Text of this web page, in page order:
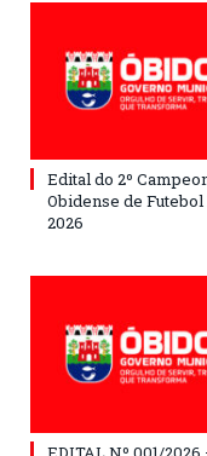
Edital do 2º
Obidense de
2026